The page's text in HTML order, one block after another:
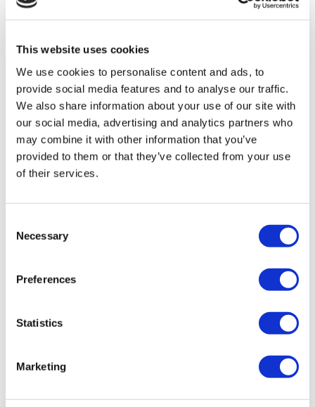
This website uses cookies
We use cookies to personalise content and ads, to
provide social media features and to analyse our traffic.
We also share information about your use of our site with
our social media, advertising and analytics partners who
may combine it with other information that you’ve
provided to them or that they’ve collected from your use
of their services.
Selection
Necessary
Preferences
Statistics
Marketing
Has Visto 10 De 33 clínicas
CARGAR MAS CLÍNICAS
Atrás
(2) Chipre
Tomografía Computarizada
viajes de Grupo A registrada en TÜRSAB (Certificado No:
12276).
salud certificada en turismo de salud.